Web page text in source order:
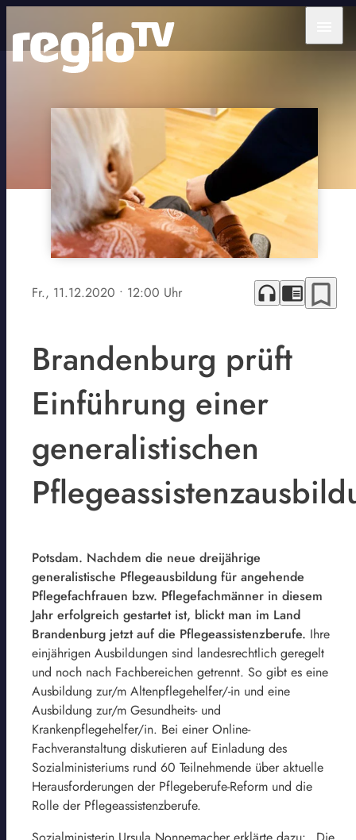
Fr., 11.12.2020 • 12:00 Uhr headphones chrome_reader_mode bookmark_border
Brandenburg prüft
Einführung einer
generalistischen
Potsdam. Nachdem die neue dreijährige
generalistische Pflegeausbildung für angehende
Pflegefachfrauen bzw. Pflegefachmänner in diesem
Jahr erfolgreich gestartet ist, blickt man im Land
Brandenburg jetzt auf die Pflegeassistenzberufe. Ihre
einjährigen Ausbildungen sind landesrechtlich geregelt
und noch nach Fachbereichen getrennt. So gibt es eine
Ausbildung zur/m Altenpflegehelfer/-in und eine
Ausbildung zur/m Gesundheits- und
Krankenpflegehelfer/in. Bei einer Online-
Fachveranstaltung diskutieren auf Einladung des
Sozialministeriums rund 60 Teilnehmende über aktuelle
Herausforderungen der Pflegeberufe-Reform und die
Rolle der Pflegeassistenzberufe.